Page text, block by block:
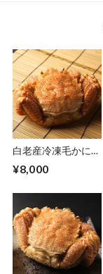
白老産冷凍毛かに
¥8,000